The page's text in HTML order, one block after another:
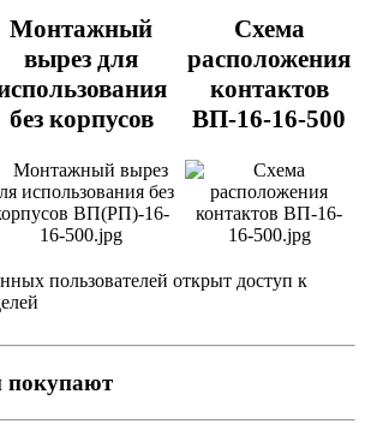
Монтажный
вырез для
без корпусов
Схема
расположения
контактов
ВП-16-16-500
пользователей открыт доступ к
покупают